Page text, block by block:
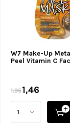
W7 Make-Up
Peel Vitamin C
1,951,46